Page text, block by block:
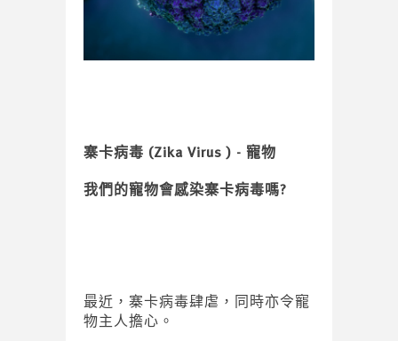
寨卡病毒 (Zika Virus ) - 寵物
我們 的寵物會感染寨卡病毒嗎?
最近，寨卡病毒肆虐，同時亦令寵
物主人擔心。